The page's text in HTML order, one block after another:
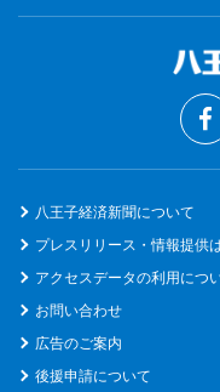
八王子経済新聞について
プレスリリース・情報提供
アクセスデータの利用につ
お問い合わせ
広告のご案内
後援申請について